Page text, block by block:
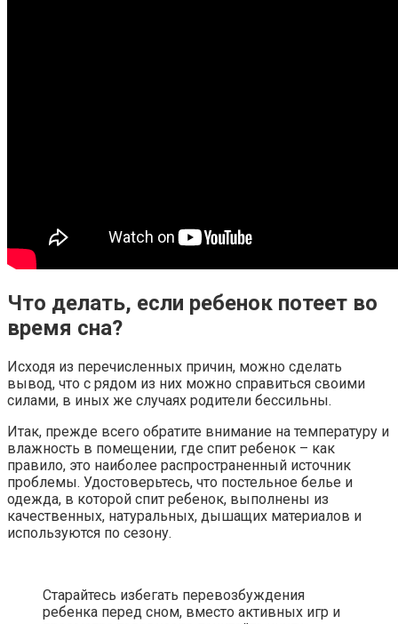
Что делать, если ребенок потеет во
время сна?
Исходя из перечисленных причин, можно сделать
вывод, что с рядом из них можно справиться своими
силами, в иных же случаях родители бессильны.
Итак, прежде всего обратите внимание на температуру и
влажность в помещении, где спит ребенок – как
правило, это наиболее распространенный источник
проблемы. Удостоверьтесь, что постельное белье и
одежда, в которой спит ребенок, выполнены из
качественных, натуральных, дышащих материалов и
используются по сезону.
Старайтесь избегать перевозбуждения
ребенка перед сном, вместо активных игр и